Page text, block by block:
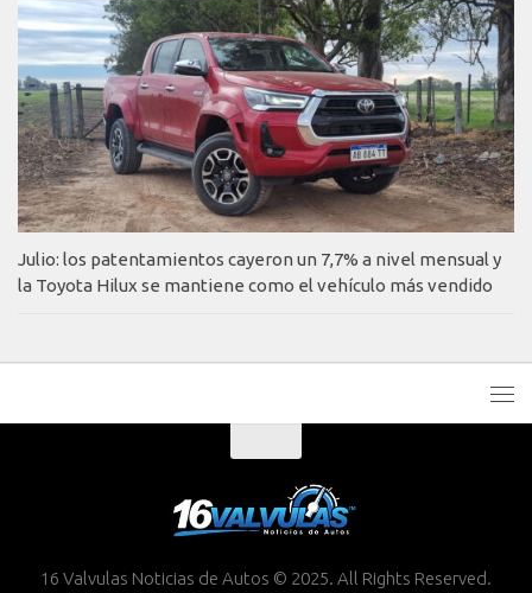
Julio: los patentamientos cayeron un 7,7% a nivel mensual y
la Toyota Hilux se mantiene como el vehículo más vendido
16 Valvulas Noticias de Autos © 2025. All Rights Reserved.